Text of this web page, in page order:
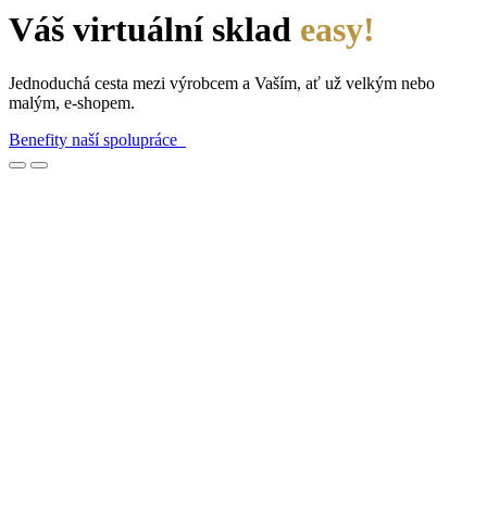
Váš virtuální sklad easy!
Jednoduchá cesta mezi výrobcem a Vaším, ať už velkým nebo
malým, e-shopem.
Benefity naší spolupráce